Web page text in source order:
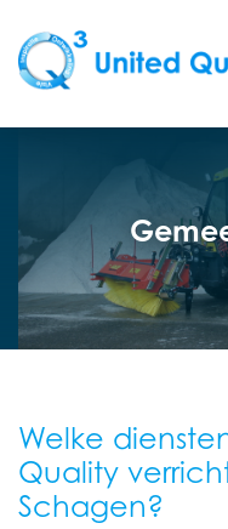
Welke
Quality
Schagen?